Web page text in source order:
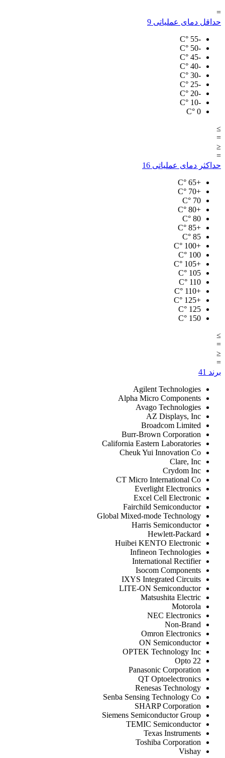
=
حداقل دمای عملیاتی 9
-55
°C
-50
°C
-45
°C
-40
°C
-30
°C
-25
°C
-20
°C
-10
°C
0
°C
≥
=
≤
=
حداکثر دمای عملیاتی 16
+65
°C
+70
°C
70
°C
+80
°C
80
°C
+85
°C
85
°C
+100
°C
100
°C
+105
°C
105
°C
110
°C
+110
°C
+125
°C
125
°C
150
°C
≥
=
≤
=
برند 41
Agilent Technologies
Alpha Micro Components
Avago Technologies
AZ Displays, Inc
Broadcom Limited
Burr-Brown Corporation
California Eastern Laboratories
Cheuk Yui Innovation Co
Clare, Inc
Crydom Inc
CT Micro International Co
Everlight Electronics
Excel Cell Electronic
Fairchild Semiconductor
Global Mixed-mode Technology
Harris Semiconductor
Hewlett-Packard
Huibei KENTO Electronic
Infineon Technologies
International Rectifier
Isocom Components
IXYS Integrated Circuits
LITE-ON Semiconductor
Matsushita Electric
Motorola
NEC Electronics
Non-Brand
Omron Electronics
ON Semiconductor
OPTEK Technology Inc
Opto 22
Panasonic Corporation
QT Optoelectronics
Renesas Technology
Senba Sensing Technology Co
SHARP Corporation
Siemens Semiconductor Group
TEMIC Semiconductor
Texas Instruments
Toshiba Corporation
Vishay